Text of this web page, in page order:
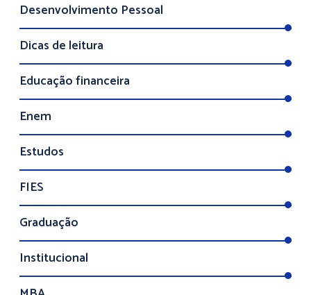
Desenvolvimento Pessoal
Dicas de leitura
Educação financeira
Enem
Estudos
FIES
Graduação
Institucional